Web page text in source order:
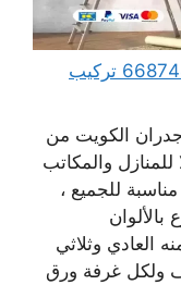
فني تركيب ورق جدران الكويت 66874433 تركيب
الكويت من
والمكاتب
للجميع ،
العادي وثلاثي
ولكل غرفة ورق